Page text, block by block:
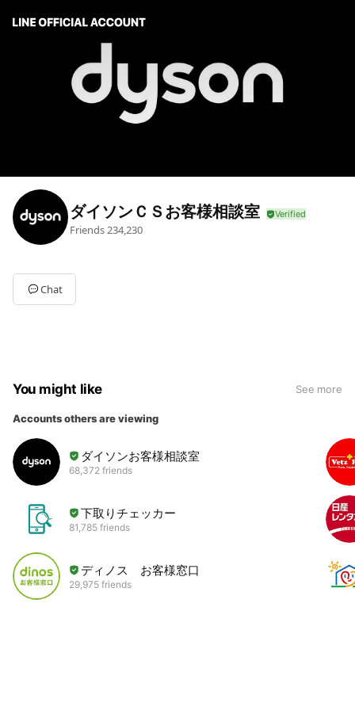
ダイソンＣＳお客様相談室
Friends234,230
Chat
You might like See more
Accounts others are viewing
ダイソンお客様相談室
68,372 friends
下取りチェッカー
81,785 friends
ディノス お客様窓口
29,975 friends